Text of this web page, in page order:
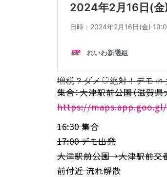
増税？ダメ♡絶対！デモ in
集合：大津駅前公園（滋賀
https://maps.app.goo.gl/
16:30 集合
17:00 デモ出発
大津駅前公園→大津駅前
前付近 流れ解散